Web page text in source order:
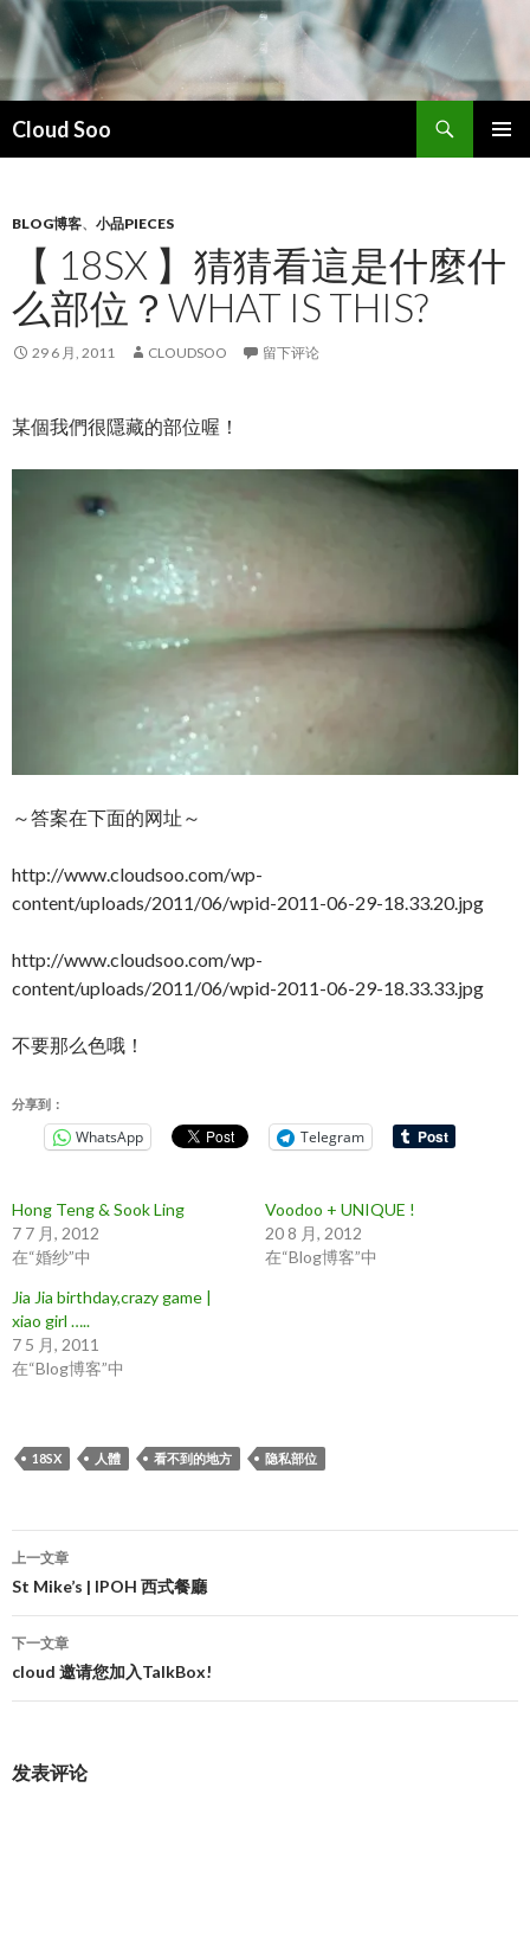
Cloud Soo
索
文
BLOG博客、 小品PIECES
【 18SX 】猜猜看這是什麼什
么部位？WHAT IS THIS?
29 6 月, 2011 CLOUDSOO 留下评论
某個我們很隱藏的部位喔！
～答案在下面的网址～
http://www.cloudsoo.com/wp-
content/uploads/2011/06/wpid-2011-06-29-18.33.20.jpg
http://www.cloudsoo.com/wp-
content/uploads/2011/06/wpid-2011-06-29-18.33.33.jpg
不要那么色哦！
分享到：
WhatsApp Telegram
Hong Teng & Sook Ling
7 7 月, 2012
在“婚纱”中
Voodoo + UNIQUE !
20 8 月, 2012
在“Blog博客”中
Jia Jia birthday,crazy game |
xiao girl …..
7 5 月, 2011
在“Blog博客”中
18SX 人體 看不到的地方 隐私部位
文
章
导
航
上一文章
St Mike’s | IPOH 西式餐廳
下一文章
cloud 邀请您加入TalkBox!
发表评论